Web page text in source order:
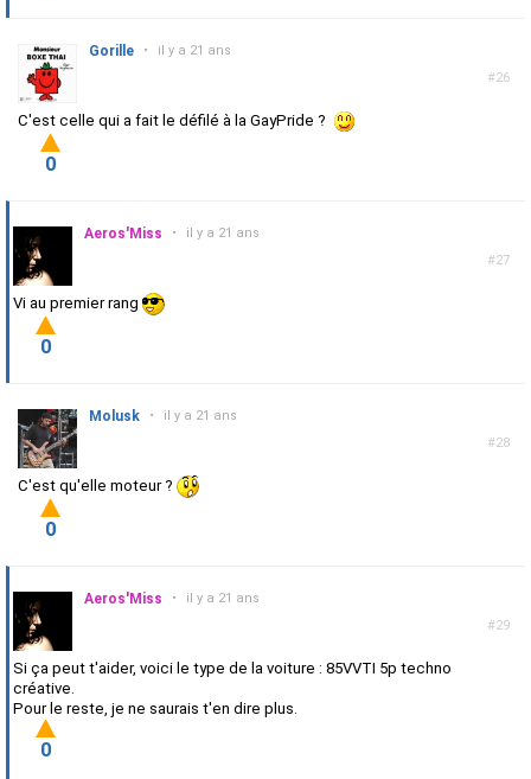
#26
Gorille • il y a 21 ans
C'est celle qui a fait le défilé à la GayPride ?
0
#27
Aeros'Miss • il y a 21 ans
Vi au premier rang
0
#28
Molusk • il y a 21 ans
C'est qu'elle moteur ?
0
#29
Aeros'Miss • il y a 21 ans
Si ça peut t'aider, voici le type de la voiture : 85VVTI 5p techno
créative.
Pour le reste, je ne saurais t'en dire plus.
0